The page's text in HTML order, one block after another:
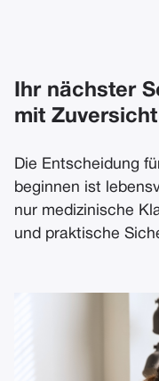
Ihr nächster
mit
Die Entscheidung
beginnen ist
nur medizinische
und praktische